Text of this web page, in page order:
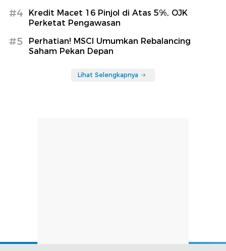
#4
Kredit Macet 16 Pinjol di Atas 5%, OJK
Perketat Pengawasan
#5
Perhatian! MSCI Umumkan Rebalancing
Saham Pekan Depan
Lihat Selengkapnya